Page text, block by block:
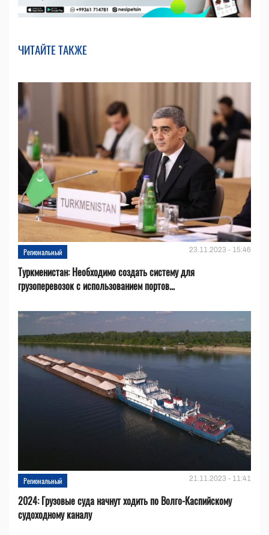
ЧИТАЙТЕ ТАКЖЕ
Региональный 23.11.2023 - 15:46
Туркменистан: Необходимо создать систему для
грузоперевозок с использованием портов...
Региональный 21.11.2023 - 11:41
2024: Грузовые суда начнут ходить по Волго-Каспийскому
судоходному каналу